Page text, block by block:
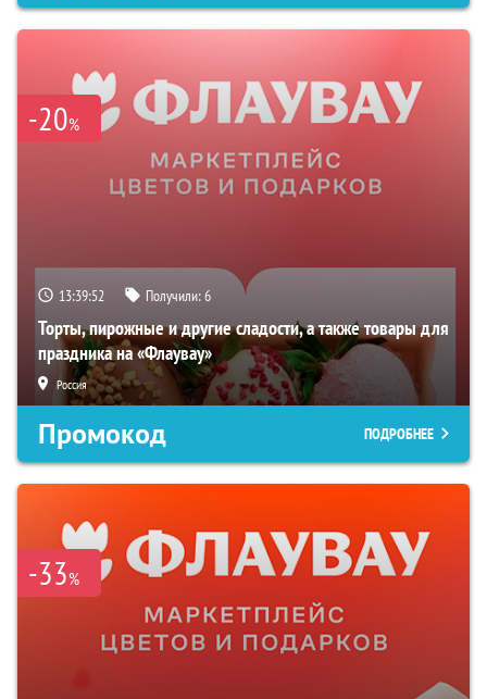
-20%
13:39:51 Получили:6
Торты, пирожные и другие сладости, а также товары для
праздника на «Флаувау»
Россия
Промокод ПОДРОБНЕЕ
-33%